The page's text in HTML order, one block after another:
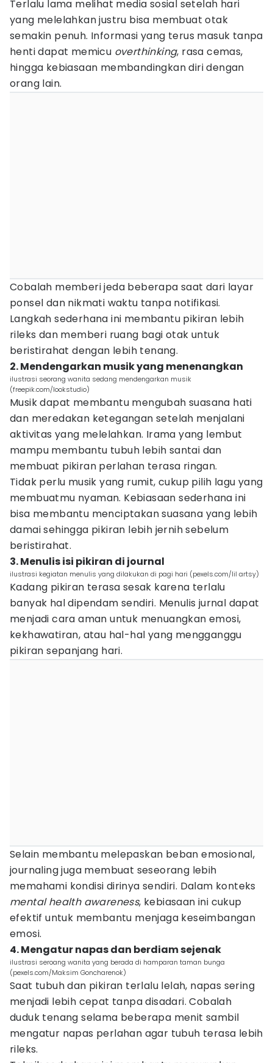
Terlalu lama melihat media sosial setelah hari
yang melelahkan justru bisa membuat otak
semakin penuh. Informasi yang terus masuk tanpa
henti dapat memicu overthinking, rasa cemas,
hingga kebiasaan membandingkan diri dengan
orang lain.
Cobalah memberi jeda beberapa saat dari layar
ponsel dan nikmati waktu tanpa notifikasi.
Langkah sederhana ini membantu pikiran lebih
rileks dan memberi ruang bagi otak untuk
beristirahat dengan lebih tenang.
2. Mendengarkan musik yang menenangkan
ilustrasi seorang wanita sedang mendengarkan musik
(freepik.com/lookstudio)
Musik dapat membantu mengubah suasana hati
dan meredakan ketegangan setelah menjalani
aktivitas yang melelahkan. Irama yang lembut
mampu membantu tubuh lebih santai dan
membuat pikiran perlahan terasa ringan.
Tidak perlu musik yang rumit, cukup pilih lagu yang
membuatmu nyaman. Kebiasaan sederhana ini
bisa membantu menciptakan suasana yang lebih
damai sehingga pikiran lebih jernih sebelum
beristirahat.
3. Menulis isi pikiran di journal
ilustrasi kegiatan menulis yang dilakukan di pagi hari (pexels.com/lil artsy)
Kadang pikiran terasa sesak karena terlalu
banyak hal dipendam sendiri. Menulis jurnal dapat
menjadi cara aman untuk menuangkan emosi,
kekhawatiran, atau hal-hal yang mengganggu
pikiran sepanjang hari.
Selain membantu melepaskan beban emosional,
journaling juga membuat seseorang lebih
memahami kondisi dirinya sendiri. Dalam konteks
mental health awareness, kebiasaan ini cukup
efektif untuk membantu menjaga keseimbangan
emosi.
4. Mengatur napas dan berdiam sejenak
ilustrasi seroang wanita yang berada di hamparan taman bunga
(pexels.com/Maksim Goncharenok)
Saat tubuh dan pikiran terlalu lelah, napas sering
menjadi lebih cepat tanpa disadari. Cobalah
duduk tenang selama beberapa menit sambil
mengatur napas perlahan agar tubuh terasa lebih
rileks.